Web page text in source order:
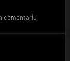
comentariu